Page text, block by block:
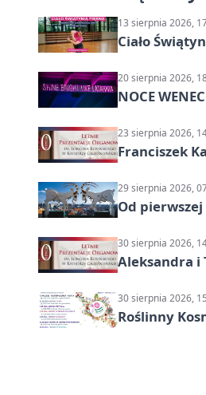
13 sierpnia 2026,
Ciało
20 sierpnia 2026,
NOCE
23 sierpnia 2026,
Franciszek
29 sierpnia 2026,
Od
30 sierpnia 2026,
Aleksandra i
30 sierpnia 2026,
Roślinny